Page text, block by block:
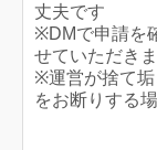
丈夫です
※DMで申請を
せていただき
※運営が捨て
をお断りする